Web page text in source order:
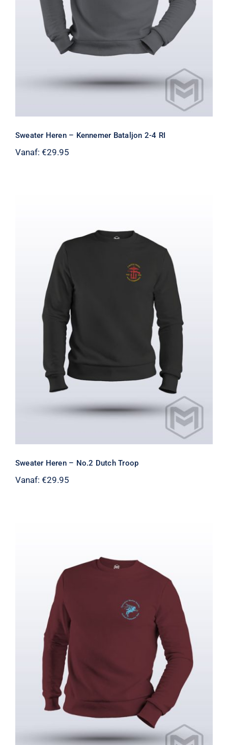
Sweater Heren – Kennemer Bataljon 2-4 RI
Vanaf: €29.95
Sweater Heren – No.2 Dutch Troop
Sweater Heren – No.2 Dutch Troop
Vanaf: €29.95
Sweater Heren – Operation Market